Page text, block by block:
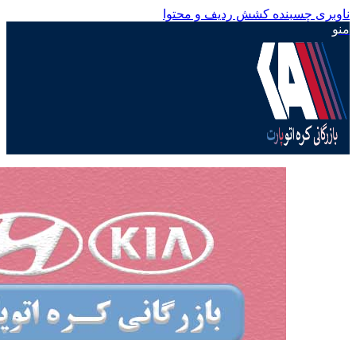
ناوبری چسبنده کشش ردیف و محتوا
منو